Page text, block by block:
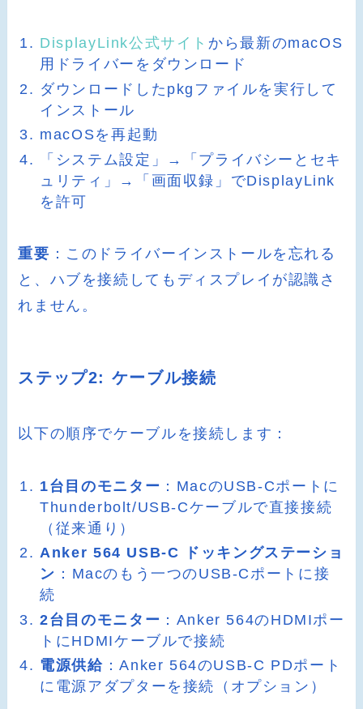
DisplayLink公式サイト から最新のmacOS
用ドライバーをダウンロード
ダウンロードしたpkgファイルを実行して
インストール
macOSを再起動
「システム設定」→「プライバシーとセキ
ュリティ」→「画面収録」でDisplayLink
を許可
重要 ：このドライバーインストールを忘れる
と、ハブを接続してもディスプレイが認識さ
れません。
ステップ2: ケーブル接続
以下の順序でケーブルを接続します：
1台目のモニター ：MacのUSB-Cポートに
Thunderbolt/USB-Cケーブルで直接接続
（従来通り）
Anker 564 USB-C ドッキングステーショ
ン ：Macのもう一つのUSB-Cポートに接
続
2台目のモニター ：Anker 564のHDMIポー
トにHDMIケーブルで接続
電源供給 ：Anker 564のUSB-C PDポート
に電源アダプターを接続（オプション）